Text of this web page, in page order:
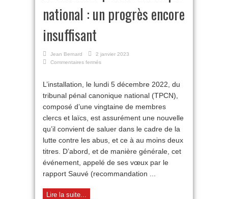
national : un progrès encore
insuffisant
Jean Bernard
2 janvier 2023
Commentaires fermés
pénal
canonique
:
un
progrès
insuffisant
L’installation, le lundi 5 décembre 2022, du
tribunal pénal canonique national (TPCN),
composé d’une vingtaine de membres
clercs et laïcs, est assurément une nouvelle
qu’il convient de saluer dans le cadre de la
lutte contre les abus, et ce à au moins deux
titres. D’abord, et de manière générale, cet
événement, appelé de ses vœux par le
rapport Sauvé (recommandation ...
Lire la suite...